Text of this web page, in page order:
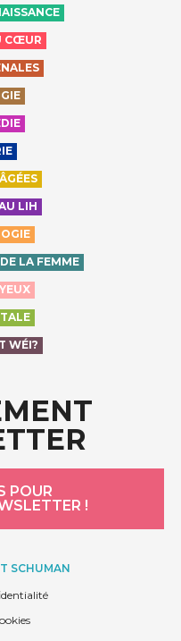
CŒUR
LIH
LA FEMME
WÉI?
POUR
!
SCHUMAN